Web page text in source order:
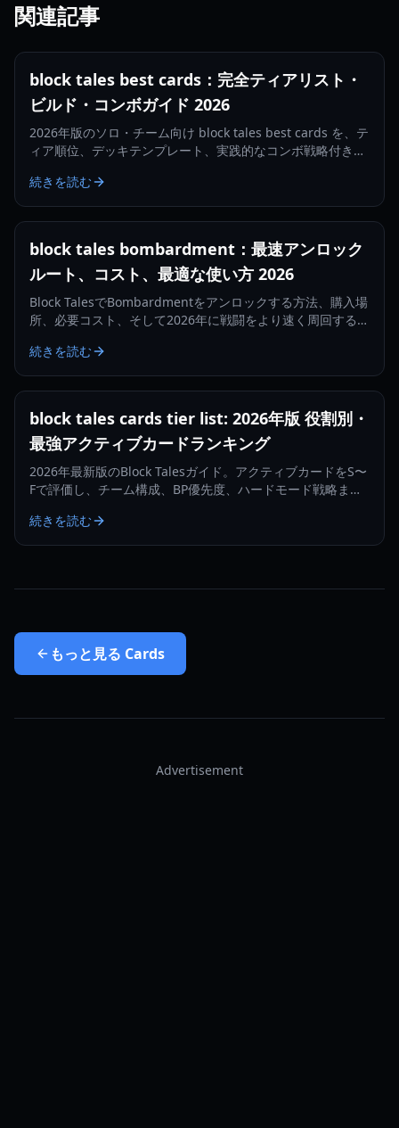
関連記事
block tales best cards：完全ティアリスト・
ビルド・コンボガイド 2026
2026年版のソロ・チーム向け block tales best cards を、テ
ィア順位、デッキテンプレート、実践的なコンボ戦略付きで
続きを読む
block tales bombardment：最速アンロック
ルート、コスト、最適な使い方 2026
Block TalesでBombardmentをアンロックする方法、購入場
所、必要コスト、そして2026年に戦闘をより速く周回するた
続きを読む
block tales cards tier list: 2026年版 役割別・
最強アクティブカードランキング
2026年最新版のBlock Talesガイド。アクティブカードをS〜
Fで評価し、チーム構成、BP優先度、ハードモード戦略まで
続きを読む
もっと見る Cards
Advertisement